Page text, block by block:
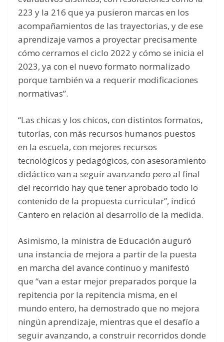
223 y la 216 que ya pusieron marcas en los
acompañamientos de las trayectorias, y de ese
aprendizaje vamos a proyectar precisamente
cómo cerramos el ciclo 2022 y cómo se inicia el
2023, ya con el nuevo formato normalizado
porque también va a requerir modificaciones
normativas”.
“Las chicas y los chicos, con distintos formatos,
tutorías, con más recursos humanos puestos
en la escuela, con mejores recursos
tecnológicos y pedagógicos, con asesoramiento
didáctico van a seguir avanzando pero al final
del recorrido hay que tener aprobado todo lo
contenido de la propuesta curricular”, indicó
Cantero en relación al desarrollo de la medida.
Asimismo, la ministra de Educación auguró
una instancia de mejora a partir de la puesta
en marcha del avance continuo y manifestó
que “van a estar mejor preparados porque la
repitencia por la repitencia misma, en el
mundo entero, ha demostrado que no mejora
ningún aprendizaje, mientras que el desafío a
seguir avanzando, a construir recorridos donde